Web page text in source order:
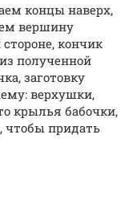
концы наверх,
вершину
кончик
полученной
заготовку
верхушки,
крылья бабочки,
чтобы придать